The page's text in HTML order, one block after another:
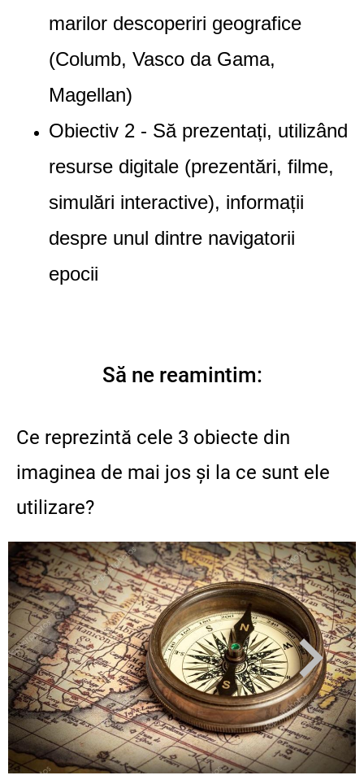
marilor descoperiri geografice
(Columb, Vasco da Gama,
Magellan)
Obiectiv 2 - Să prezentați, utilizând
resurse digitale (prezentări, filme,
simulări interactive), informații
despre unul dintre navigatorii
epocii
Să ne reamintim:
Ce reprezintă cele 3 obiecte din
imaginea de mai jos și la ce sunt ele
utilizare?